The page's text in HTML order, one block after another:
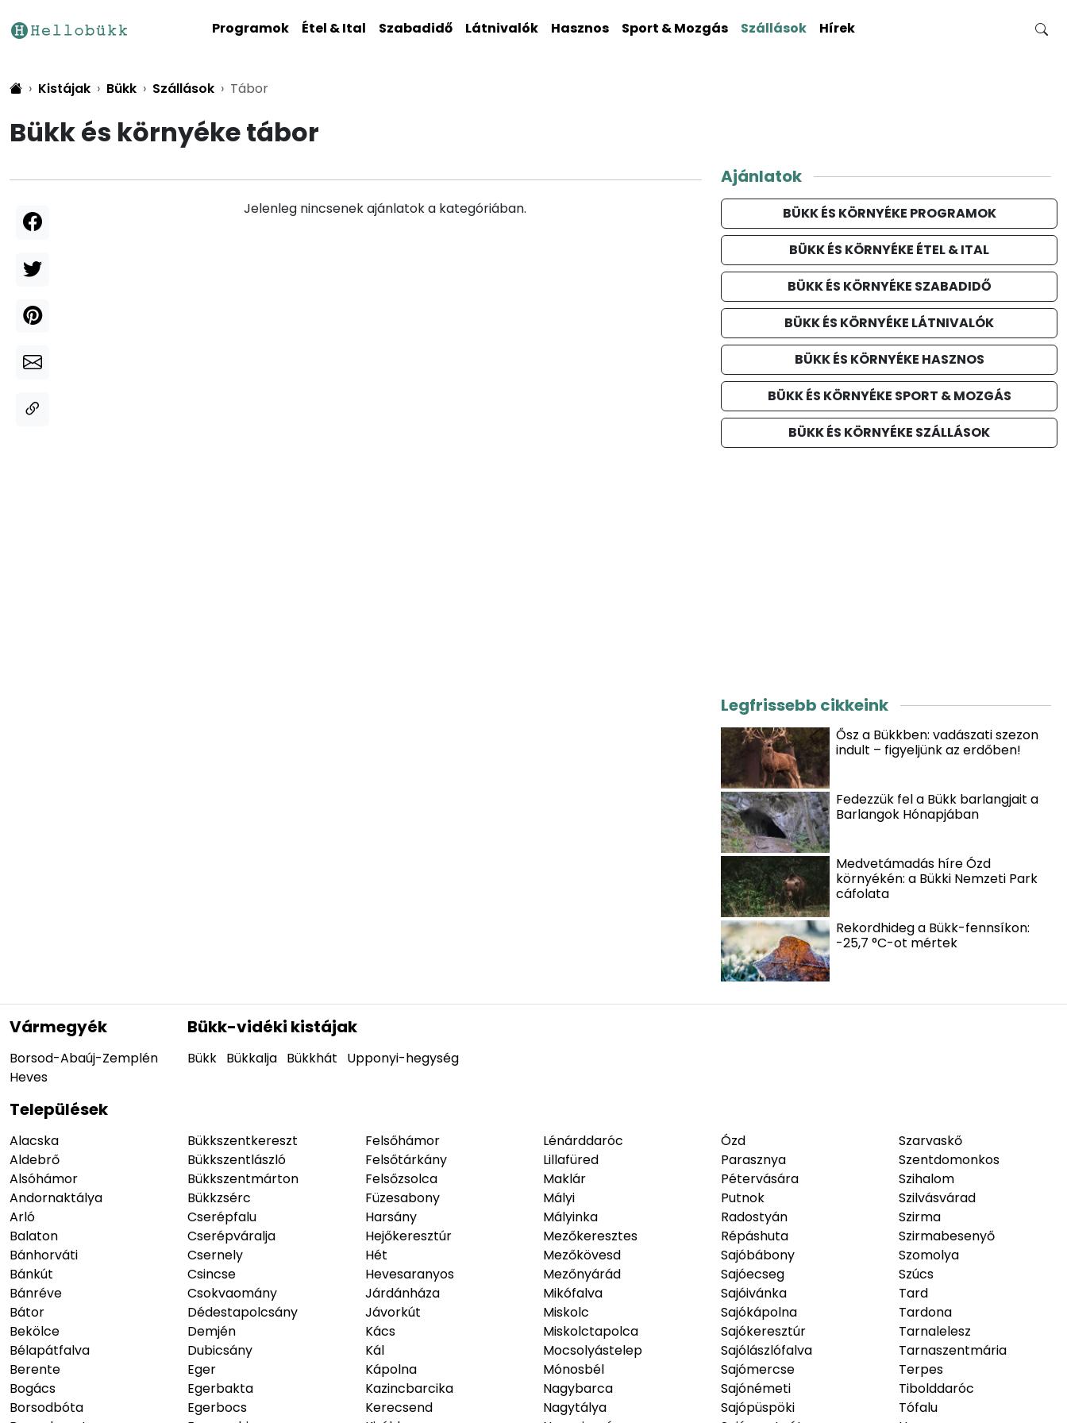
Programok Étel & Ital Szabadidő Látnivalók Hasznos Sport & Mozgás Szállások Hírek
Kistájak Bükk Szállások Tábor
Bükk és környéke tábor
Jelenleg nincsenek ajánlatok a kategóriában.
Ajánlatok
BÜKK ÉS KÖRNYÉKE PROGRAMOK
BÜKK ÉS KÖRNYÉKE ÉTEL & ITAL
BÜKK ÉS KÖRNYÉKE SZABADIDŐ
BÜKK ÉS KÖRNYÉKE LÁTNIVALÓK
BÜKK ÉS KÖRNYÉKE HASZNOS
BÜKK ÉS KÖRNYÉKE SPORT & MOZGÁS
BÜKK ÉS KÖRNYÉKE SZÁLLÁSOK
Legfrissebb cikkeink
Ősz a Bükkben: vadászati szezon
indult – figyeljünk az erdőben!
Fedezzük fel a Bükk barlangjait a
Barlangok Hónapjában
Medvetámadás híre Ózd
környékén: a Bükki Nemzeti Park
cáfolata
Rekordhideg a Bükk-fennsíkon:
-25,7 °C-ot mértek
Vármegyék
Borsod-Abaúj-Zemplén
Heves
Bükk-vidéki kistájak
Bükk Bükkalja Bükkhát Upponyi-hegység
Települések
Alacska
Aldebrő
Alsóhámor
Andornaktálya
Arló
Balaton
Bánhorváti
Bánkút
Bánréve
Bátor
Bekölce
Bélapátfalva
Berente
Bogács
Borsodbóta
Bükkszentkereszt
Bükkszentlászló
Bükkszentmárton
Bükkzsérc
Cserépfalu
Cserépváralja
Csernely
Csincse
Csokvaomány
Dédestapolcsány
Demjén
Dubicsány
Eger
Egerbakta
Egerbocs
Felsőhámor
Felsőtárkány
Felsőzsolca
Füzesabony
Harsány
Hejőkeresztúr
Hét
Hevesaranyos
Járdánháza
Jávorkút
Kács
Kál
Kápolna
Kazincbarcika
Kerecsend
Lénárddaróc
Lillafüred
Maklár
Mályi
Mályinka
Mezőkeresztes
Mezőkövesd
Mezőnyárád
Mikófalva
Miskolc
Miskolctapolca
Mocsolyástelep
Mónosbél
Nagybarca
Nagytálya
Ózd
Parasznya
Pétervására
Putnok
Radostyán
Répáshuta
Sajóbábony
Sajóecseg
Sajóivánka
Sajókápolna
Sajókeresztúr
Sajólászlófalva
Sajómercse
Sajónémeti
Sajópüspöki
Szarvaskő
Szentdomonkos
Szihalom
Szilvásvárad
Szirma
Szirmabesenyő
Szomolya
Szúcs
Tard
Tardona
Tarnalelesz
Tarnaszentmária
Terpes
Tibolddaróc
Tófalu